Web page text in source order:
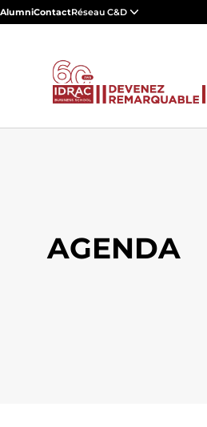
AlumniContactRéseau C&D
AGENDA